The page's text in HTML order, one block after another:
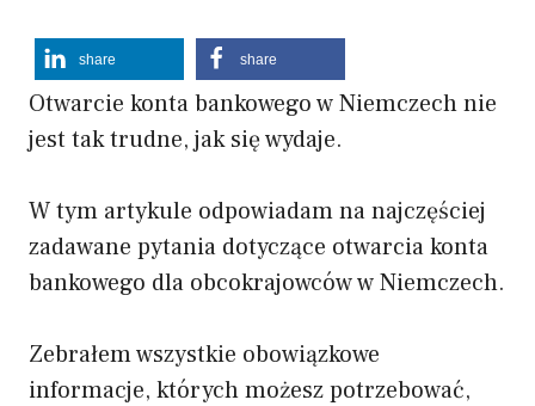
share share
Otwarcie konta bankowego w Niemczech nie
jest tak trudne, jak się wydaje.
W tym artykule odpowiadam na najczęściej
zadawane pytania dotyczące otwarcia konta
bankowego dla obcokrajowców w Niemczech.
Zebrałem wszystkie obowiązkowe
informacje, których możesz potrzebować,